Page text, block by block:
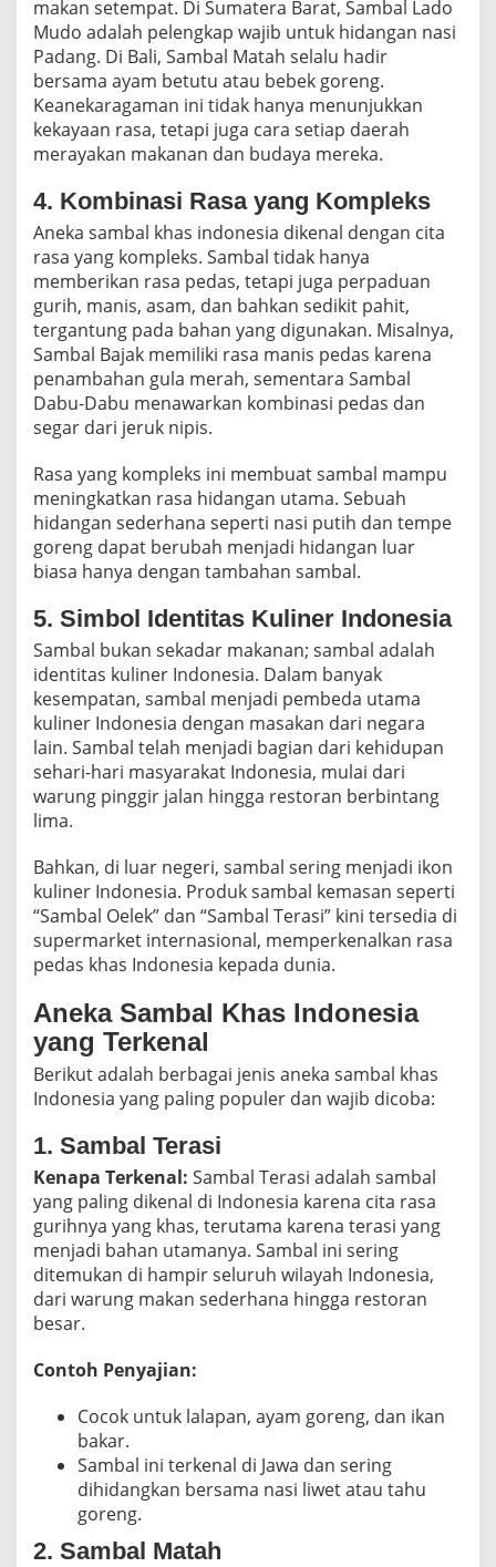
makan setempat. Di Sumatera Barat, Sambal Lado
Mudo adalah pelengkap wajib untuk hidangan nasi
Padang. Di Bali, Sambal Matah selalu hadir
bersama ayam betutu atau bebek goreng.
Keanekaragaman ini tidak hanya menunjukkan
kekayaan rasa, tetapi juga cara setiap daerah
merayakan makanan dan budaya mereka.
4. Kombinasi Rasa yang Kompleks
Aneka sambal khas indonesia dikenal dengan cita
rasa yang kompleks. Sambal tidak hanya
memberikan rasa pedas, tetapi juga perpaduan
gurih, manis, asam, dan bahkan sedikit pahit,
tergantung pada bahan yang digunakan. Misalnya,
Sambal Bajak memiliki rasa manis pedas karena
penambahan gula merah, sementara Sambal
Dabu-Dabu menawarkan kombinasi pedas dan
segar dari jeruk nipis.
Rasa yang kompleks ini membuat sambal mampu
meningkatkan rasa hidangan utama. Sebuah
hidangan sederhana seperti nasi putih dan tempe
goreng dapat berubah menjadi hidangan luar
biasa hanya dengan tambahan sambal.
5. Simbol Identitas Kuliner Indonesia
Sambal bukan sekadar makanan; sambal adalah
identitas kuliner Indonesia. Dalam banyak
kesempatan, sambal menjadi pembeda utama
kuliner Indonesia dengan masakan dari negara
lain. Sambal telah menjadi bagian dari kehidupan
sehari-hari masyarakat Indonesia, mulai dari
warung pinggir jalan hingga restoran berbintang
lima.
Bahkan, di luar negeri, sambal sering menjadi ikon
kuliner Indonesia. Produk sambal kemasan seperti
“Sambal Oelek” dan “Sambal Terasi” kini tersedia di
supermarket internasional, memperkenalkan rasa
pedas khas Indonesia kepada dunia.
Aneka Sambal Khas Indonesia
yang Terkenal
Berikut adalah berbagai jenis aneka sambal khas
Indonesia yang paling populer dan wajib dicoba:
1. Sambal Terasi
Kenapa Terkenal: Sambal Terasi adalah sambal
yang paling dikenal di Indonesia karena cita rasa
gurihnya yang khas, terutama karena terasi yang
menjadi bahan utamanya. Sambal ini sering
ditemukan di hampir seluruh wilayah Indonesia,
dari warung makan sederhana hingga restoran
besar.
Contoh Penyajian:
Cocok untuk lalapan, ayam goreng, dan ikan
bakar.
Sambal ini terkenal di Jawa dan sering
dihidangkan bersama nasi liwet atau tahu
goreng.
2. Sambal Matah